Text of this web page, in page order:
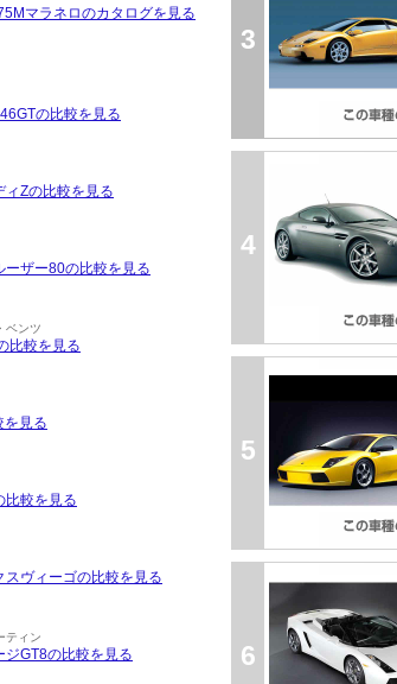
マラネロのカタログを見る
の比較を見る
ィZの比較を見る
ーザー80の比較を見る
ベンツ
比較を見る
を見る
比較を見る
スヴィーゴの比較を見る
ティン
ジGT8の比較を見る
3
4
5
6